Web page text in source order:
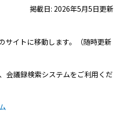
掲載日: 2026年5月5日更新
サイトに移動します。（随時更新
議録検索システムをご利用くだ